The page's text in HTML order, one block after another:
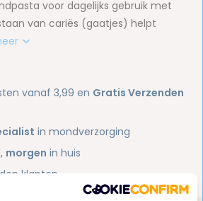
voor dagelijks gebruik met
van cariës (gaatjes) helpt
vanaf 3,99 en Gratis Verzenden
in mondverzorging
morgen in huis
klanten